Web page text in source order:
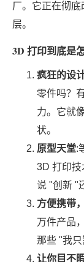
厂。它正在彻
层。
3D 打印到底是
疯狂的设
零件吗？
力。它就
状。
原型天堂:
3D 打印技
说 "创新 "
方便携带
万件产品
那些 "我只
让你目不